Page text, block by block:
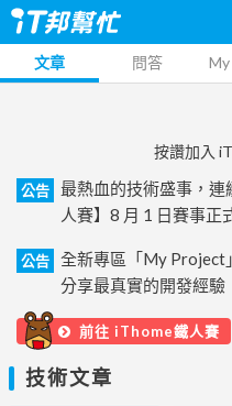
文章 問答
按讚加入
公告
最熱血的技術盛事，
人賽】8 月 1 日賽事正
公告
全新專區「My Project
分享最真實的開發經驗
前往 iThome鐵人賽
技術文章